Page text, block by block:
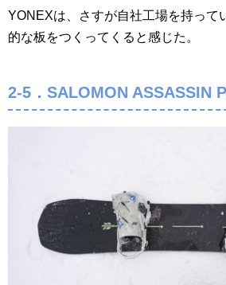
YONEXは、さすが自社工場を持って
的な板をつくってくると感じた。
2-5．SALOMON ASSASSIN